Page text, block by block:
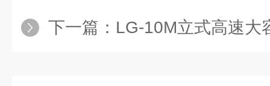
下一篇： LG-10M立式高速大